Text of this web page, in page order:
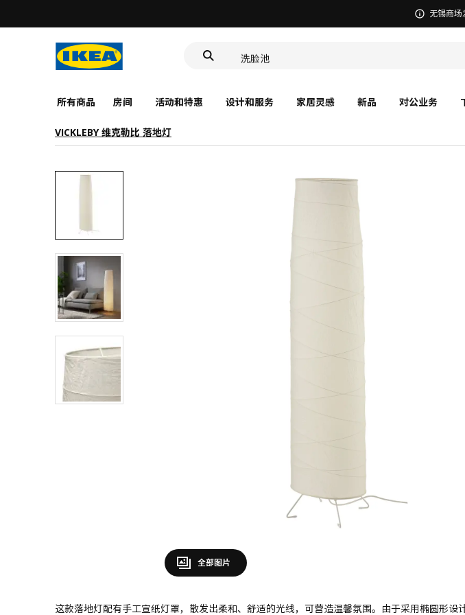
宜家在中国召回部分批
洗脸池
所有商品 房间 活动和特惠 设计和服务 家居灵感 新品 对公业务
VICKLEBY 维克勒比 落地灯
全部图片
这款落地灯配有手工宣纸灯罩，散发出柔和、舒适的光线，可营造温馨氛围。由于采用椭圆形设